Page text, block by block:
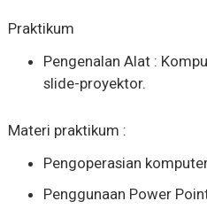
Praktikum
Pengenalan Alat :
slide-proyektor.
Materi praktikum :
Pengoperasian
Penggunaan Power